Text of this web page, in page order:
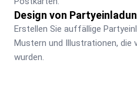
Design von
Erstellen Sie auffällige
Mustern und Illustrationen, die
wurden.